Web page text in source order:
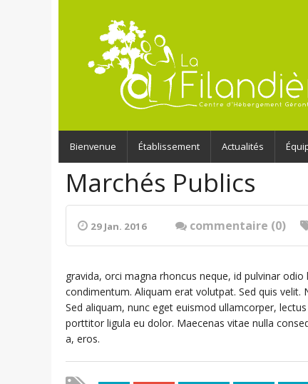
Bienvenue Établissement Actualités
Marchés Publics
29 Jan. 2016 commentaire (0)
gravida, orci magna rhoncus neque, id pulvinar
condimentum. Aliquam erat volutpat. Sed quis velit.
Sed aliquam, nunc eget euismod ullamcorper,
porttitor ligula eu dolor. Maecenas vitae nulla
a, eros.